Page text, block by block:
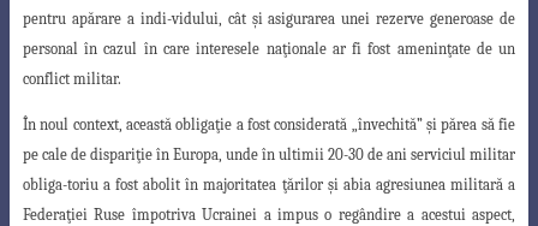
pentru apărare a indi-vidului, cât şi asigurarea unei rezerve generoase de
personal în cazul în care interesele naţionale ar fi fost ameninţate de un
conflict militar.
În noul context, această obligaţie a fost considerată „învechită”şi părea să fie
pe cale de dispariţie în Europa, unde în ultimii 20-30 de ani serviciul militar
obliga-toriu a fost abolit în majoritatea ţărilor şi abia agresiunea militară a
Federaţiei Ruse împotriva Ucrainei a impus o regândire a acestui aspect,